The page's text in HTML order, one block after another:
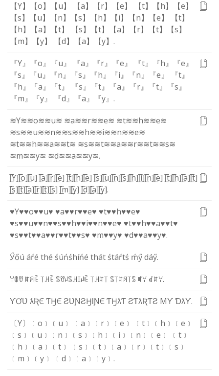
【Y】 【o】 【u】 【a】 【r】 【e】 【t】 【h】
【e】
【s】
【u】 【n】 【s】 【h】 【i】 【n】 【e】
【t】
【h】
【a】 【t】 【s】 【t】 【a】 【r】 【t】
【s】
【m】
【y】 【d】 【a】 【y】 .
『Y』 『o』 『u』 『a』 『r』 『e』 『t』 『h』
『e』
『s』
『u』 『n』 『s』 『h』 『i』 『n』 『e』
『t』
『h』
『a』 『t』 『s』 『t』 『a』 『r』 『t』
『s』
『m』
『y』 『d』 『a』 『y』 .
≋Y≋≋o≋≋u≋ ≋a≋≋r≋≋e≋ ≋t≋≋h≋≋e≋
≋s≋≋u≋≋n≋≋s≋≋h≋≋i≋≋n≋≋e≋
≋t≋≋h≋≋a≋≋t≋ ≋s≋≋t≋≋a≋≋r≋≋t≋≋s≋
≋m≋≋y≋ ≋d≋≋a≋≋y≋.
[̲̅Y][̲̅o][̲̅u] [̲̅a][̲̅r][̲̅e] [̲̅t][̲̅h][̲̅e] [̲̅s][̲̅u][̲̅n][̲̅s][̲̅h][̲̅i][̲̅n][̲̅e] [̲̅t][̲̅h][̲̅a][̲̅t]
[̲̅s][̲̅t][̲̅a][̲̅r][̲̅t][̲̅s] [̲̅m][̲̅y] [̲̅d][̲̅a][̲̅y].
♥Y♥♥o♥♥u♥ ♥a♥♥r♥♥e♥ ♥t♥♥h♥♥e♥
♥s♥♥u♥♥n♥♥s♥♥h♥♥i♥♥n♥♥e♥ ♥t♥♥h♥♥a♥♥t♥
♥s♥♥t♥♥a♥♥r♥♥t♥♥s♥ ♥m♥♥y♥ ♥d♥♥a♥♥y♥.
Ӳőú áŕé thé śúńśhíńé thát śtáŕtś ḿӳdáӳ.
ꌩꂦꀎ ꍏꋪꍟ ꓄ꃅꍟ ꌗꀎꈤꌗꃅꀤꈤꍟ ꓄ꃅꍏ꓄ ꌗ꓄ꍏꋪ꓄ꌗ ꎭꌩ ꀸꍏꌩ.
ƳƠƲ ƛƦЄƬӇЄƧƲƝƧӇƖƝЄƬӇƛƬƧƬƛƦƬƧ MƳƊƛƳ.
〔Y〕 ﹝o﹞ ﹝u﹞ ﹝a﹞ ﹝r﹞ ﹝e﹞ ﹝t﹞ ﹝h﹞ ﹝e﹞
﹝s﹞ ﹝u﹞ ﹝n﹞ ﹝s﹞ ﹝h﹞ ﹝i﹞ ﹝n﹞ ﹝e﹞
﹝t﹞
﹝h﹞ ﹝a﹞ ﹝t﹞ ﹝s﹞ ﹝t﹞ ﹝a﹞ ﹝r﹞ ﹝t﹞ ﹝s﹞
﹝m﹞ ﹝y﹞ ﹝d﹞ ﹝a﹞ ﹝y﹞ .